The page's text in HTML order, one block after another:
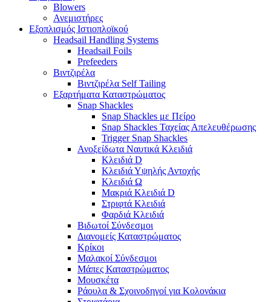
Blowers
Ανεμιστήρες
Εξοπλισμός Ιστιοπλοϊκού
Headsail Handling Systems
Headsail Foils
Prefeeders
Βιντζιρέλα
Βιντζιρέλα Self Tailing
Εξαρτήματα Καταστρώματος
Snap Shackles
Snap Shackles με Πείρο
Snap Shackles Ταχείας Απελευθέρωσης
Trigger Snap Shackles
Ανοξείδωτα Ναυτικά Κλειδιά
Κλειδιά D
Κλειδιά Υψηλής Αντοχής
Κλειδιά Ω
Μακριά Κλειδιά D
Στριφτά Κλειδιά
Φαρδιά Κλειδιά
Βιδωτοί Σύνδεσμοι
Διανομείς Καταστρώματος
Κρίκοι
Μαλακοί Σύνδεσμοι
Μάπες Καταστρώματος
Μουσκέτα
Ράουλα & Σχοινοδηγοί για Κολονάκια